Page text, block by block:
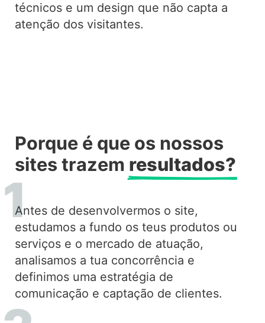
técnicos e um design que não capta a
atenção dos visitantes.
Porque é que os nossos
sites trazem resultados?
Antes de desenvolvermos o site,
estudamos a fundo os teus produtos ou
serviços e o mercado de atuação,
analisamos a tua concorrência e
definimos uma estratégia de
comunicação e captação de clientes.